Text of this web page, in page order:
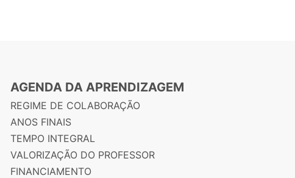
AGENDA DA APRENDIZAGEM
REGIME DE COLABORAÇÃO
ANOS FINAIS
TEMPO INTEGRAL
VALORIZAÇÃO DO PROFESSOR
FINANCIAMENTO